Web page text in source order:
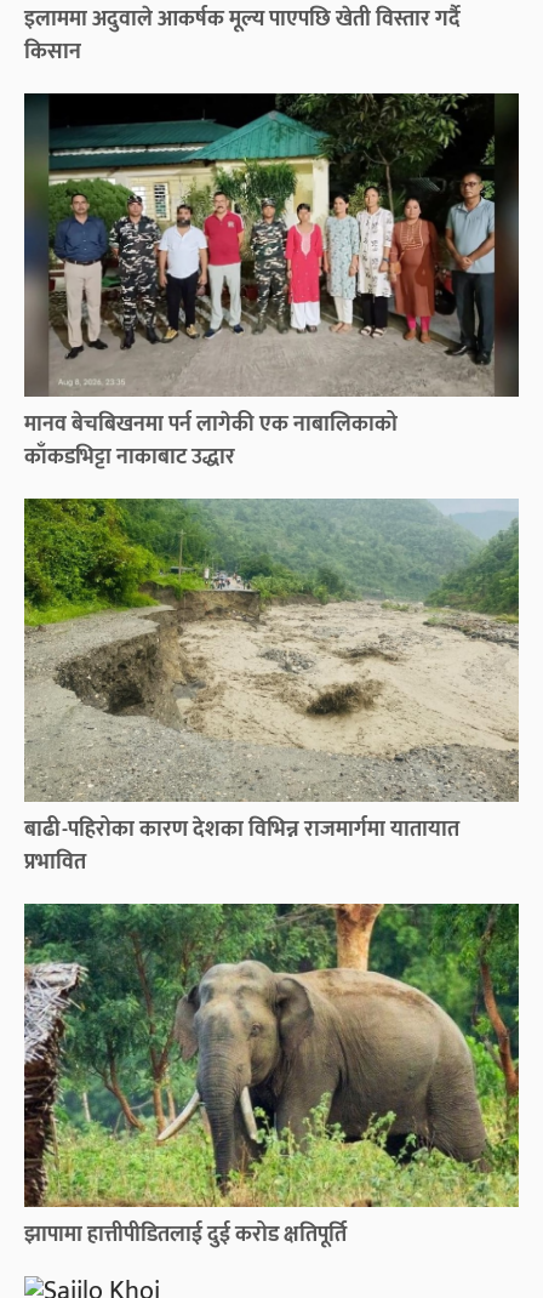
इलाममा अदुवाले आकर्षक मूल्य पाएपछि खेती विस्तार गर्दै
किसान
मानव बेचबिखनमा पर्न लागेकी एक नाबालिकाको
काँकडभिट्टा नाकाबाट उद्धार
बाढी-पहिरोका कारण देशका विभिन्न राजमार्गमा यातायात
प्रभावित
झापामा हात्तीपीडितलाई दुई करोड क्षतिपूर्ति